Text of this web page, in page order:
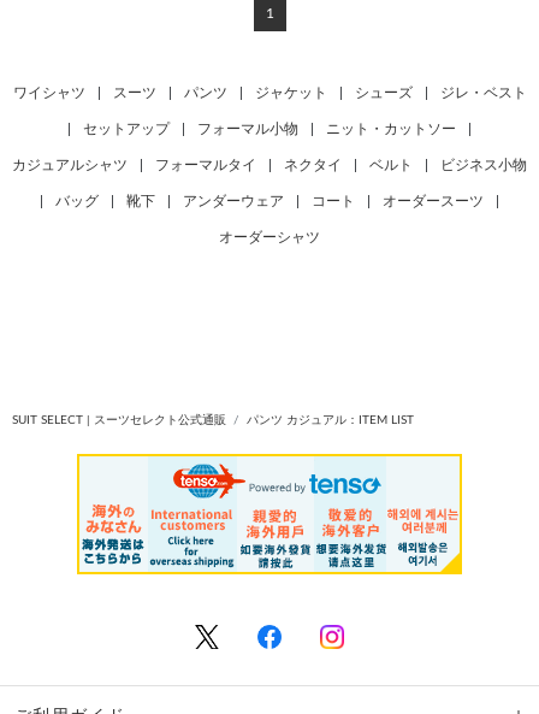
1
ワイシャツ スーツ パンツ ジャケット シューズ ジレ・ベスト
セットアップ フォーマル小物 ニット・カットソー
カジュアルシャツ フォーマルタイ ネクタイ ベルト ビジネス小物
バッグ 靴下 アンダーウェア コート オーダースーツ
オーダーシャツ
SUIT SELECT | スーツセレクト公式通販 パンツ カジュアル：ITEM LIST